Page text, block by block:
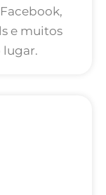
e muitos
lugar.